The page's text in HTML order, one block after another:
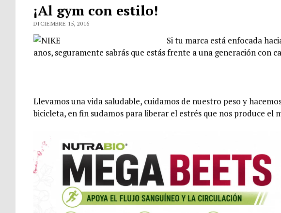
¡Al gym con estilo!
DICIEMBRE 15, 2016
Si tu marca está enfocada
años, seguramente sabrás que estás frente a una generación con
Llevamos una vida saludable, cuidamos de nuestro peso y
bicicleta, en fin sudamos para liberar el estrés que nos produce el